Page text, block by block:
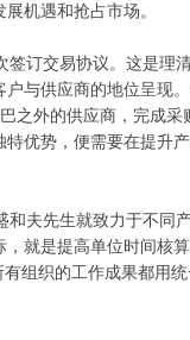
机遇和抢占市场。
订交易协议。这是理
与供应商的地位呈现。
之外的供应商，完成
优势，便需要在提升
夫先生就致力于不同
就是提高单位时间核
组织的工作成果都用